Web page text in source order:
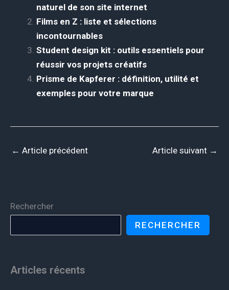
naturel de son site internet
Films en Z : liste et sélections
incontournables
Student design kit : outils essentiels pour
réussir vos projets créatifs
Prisme de Kapferer : définition, utilité et
exemples pour votre marque
← Article précédent Article suivant →
Rechercher
RECHERCHER
Articles récents